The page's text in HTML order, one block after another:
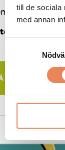
till de sociala
med annan
att höra
Tipsa en